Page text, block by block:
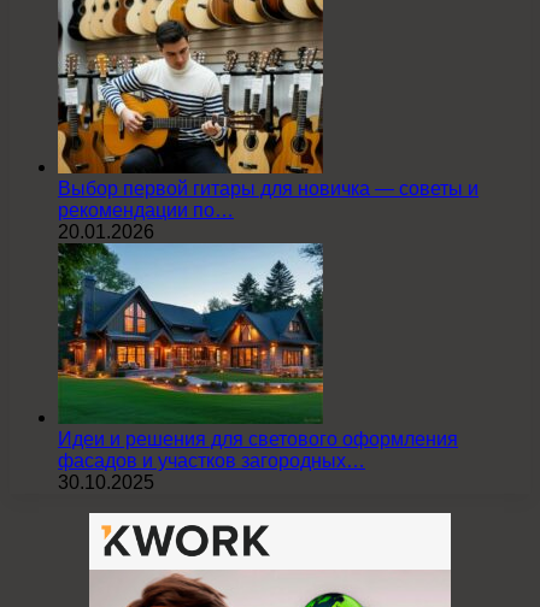
Выбор первой гитары для новичка — советы и
рекомендации по…
20.01.2026
Идеи и решения для светового оформления
фасадов и участков загородных…
30.10.2025